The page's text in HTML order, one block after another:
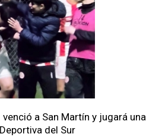
venció a San Martín y jugará una
del Sur